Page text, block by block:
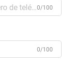
0/100
0/100